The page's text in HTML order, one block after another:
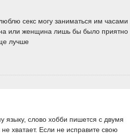
секс могу заниматься им часами
или женщина лишь бы было приятно
лучше
языку, слово хобби пишется с двумя
хватает. Если не исправите свою